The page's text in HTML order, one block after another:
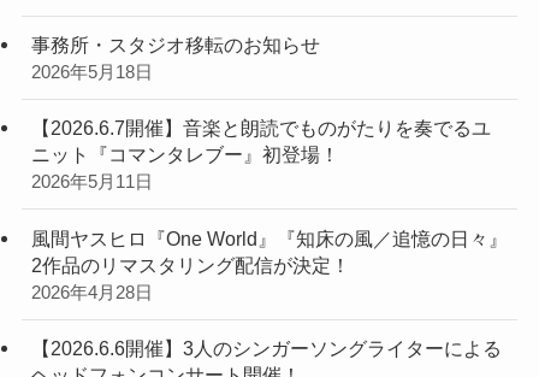
事務所・スタジオ移転のお知らせ
2026年5月18日
【2026.6.7開催】音楽と朗読でものがたりを奏でるユ
ニット『コマンタレブー』初登場！
2026年5月11日
風間ヤスヒロ『One World』『知床の風／追憶の日々』
2作品のリマスタリング配信が決定！
2026年4月28日
【2026.6.6開催】3人のシンガーソングライターによる